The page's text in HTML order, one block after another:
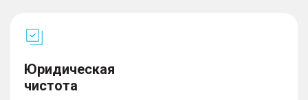
Юридическая
чистота